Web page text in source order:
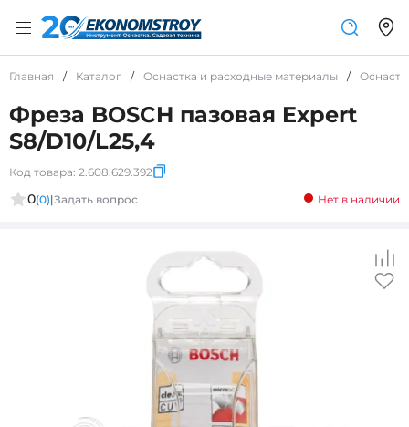
Главная / Каталог / Оснастка и расходные материалы /
Фреза BOSCH пазовая Expert
S8/D10/L25,4
Код товара: 2.608.629.392
0(0)|Задать вопрос Нет в наличии